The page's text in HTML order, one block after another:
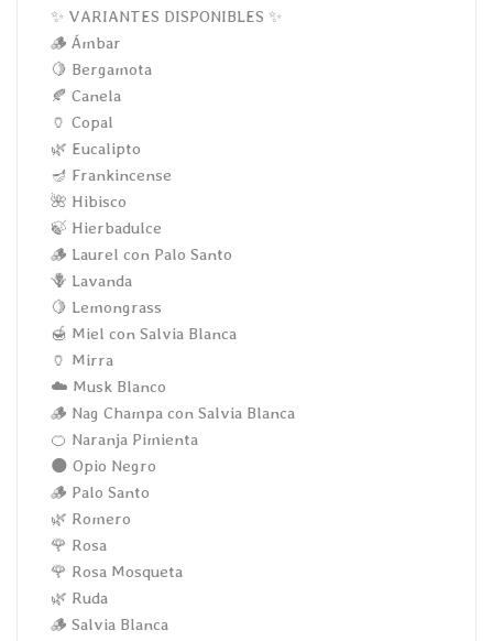
✨ VARIANTES DISPONIBLES ✨
🪵 Ámbar
🍋 Bergamota
🍂 Canela
🏺 Copal
🌿 Eucalipto
🪔 Frankincense
🌺 Hibisco
🍃 Hierbadulce
🪵 Laurel con Palo Santo
🪻 Lavanda
🍋 Lemongrass
🍯 Miel con Salvia Blanca
🏺 Mirra
☁️ Musk Blanco
🪵 Nag Champa con Salvia Blanca
🍊 Naranja Pimienta
🌑 Opio Negro
🪵 Palo Santo
🌿 Romero
🌹 Rosa
🌹 Rosa Mosqueta
🌿 Ruda
🪵 Salvia Blanca